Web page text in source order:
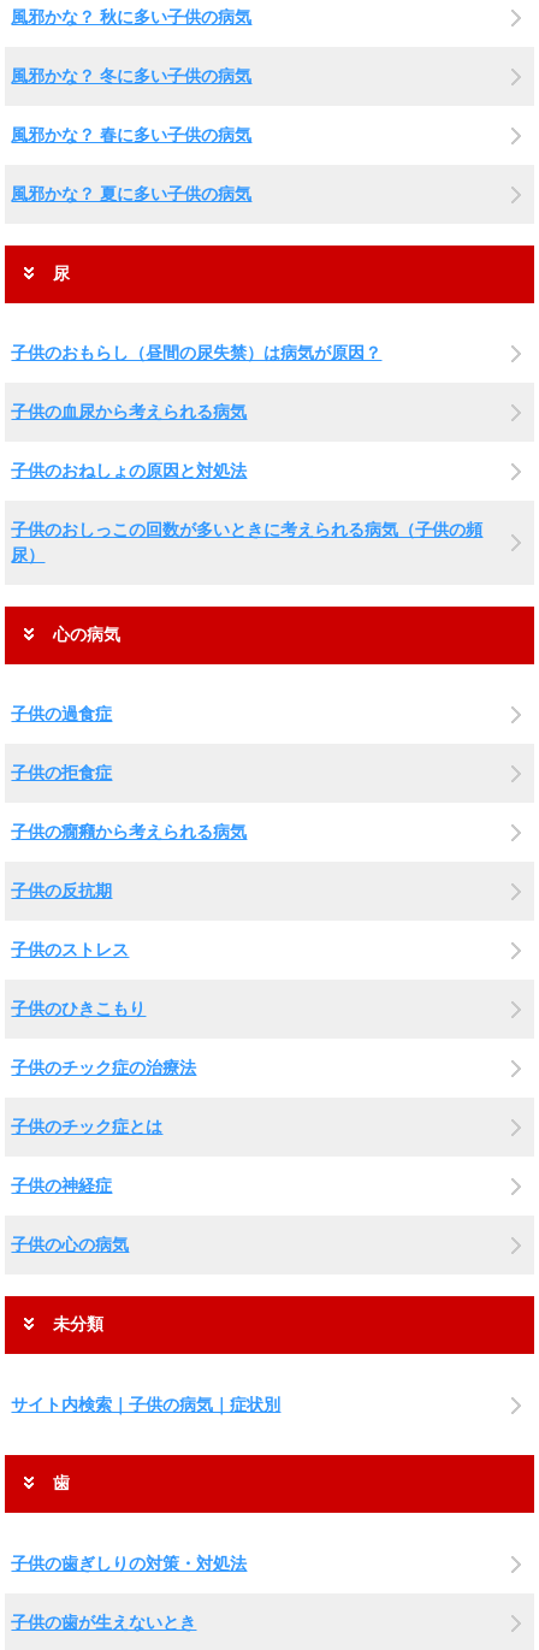
風邪かな？ 秋に多い子供の病気
風邪かな？ 冬に多い子供の病気
風邪かな？ 春に多い子供の病気
風邪かな？ 夏に多い子供の病気
尿
子供のおもらし（昼間の尿失禁）は病気が原因？
子供の血尿から考えられる病気
子供のおねしょの原因と対処法
子供のおしっこの回数が多いときに考えられる病気（子供の頻
尿）
心の病気
子供の過食症
子供の拒食症
子供の癇癪から考えられる病気
子供の反抗期
子供のストレス
子供のひきこもり
子供のチック症の治療法
子供のチック症とは
子供の神経症
子供の心の病気
未分類
サイト内検索｜子供の病気｜症状別
歯
子供の歯ぎしりの対策・対処法
子供の歯が生えないとき